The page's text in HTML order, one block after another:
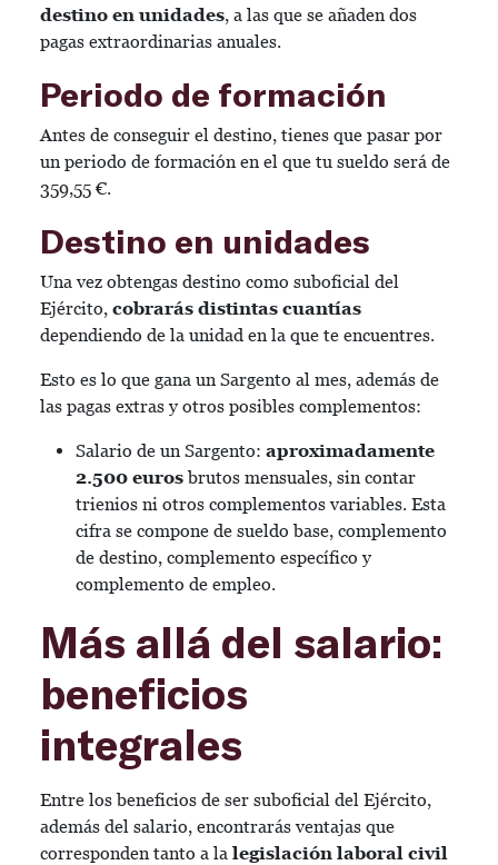
destino en unidades, a las que se añaden dos
pagas extraordinarias anuales.
Periodo de formación
Antes de conseguir el destino, tienes que pasar por
un periodo de formación en el que tu sueldo será de
359,55 €.
Destino en unidades
Una vez obtengas destino como suboficial del
Ejército, cobrarás distintas cuantías
dependiendo de la unidad en la que te encuentres.
Esto es lo que gana un Sargento al mes, además de
las pagas extras y otros posibles complementos:
Salario de un Sargento: aproximadamente
2.500 eurosbrutos mensuales, sin contar
trienios ni otros complementos variables. Esta
cifra se compone de sueldo base, complemento
de destino, complemento específico y
complemento de empleo.
Más allá del salario:
beneficios
integrales
Entre los beneficios de ser suboficial del Ejército,
además del salario, encontrarás ventajas que
corresponden tanto a la legislación laboral civil